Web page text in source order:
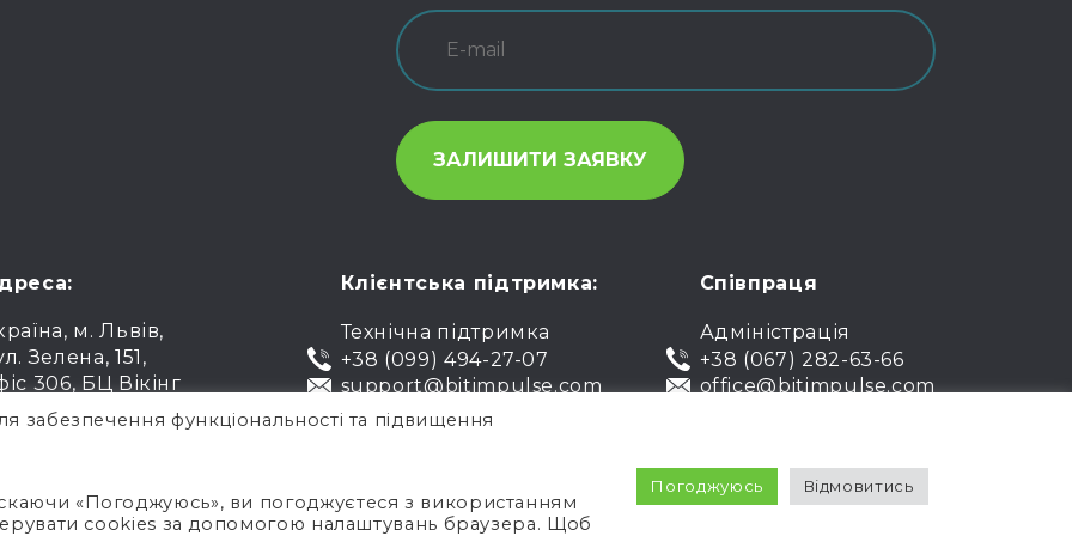
м. Львів,
Зелена, 151,
306, БЦ Вікінг
Клієнтська підтримка:
Технічна підтримка
+38 (099) 494-27-07
support@bitimpulse.com
Співпраця
Адміністрація
+38 (067) 282-63-66
office@bitimpulse.com
Публічна оферта
Гарантія
Політика конфіденційності
забезпечення функціональності та підвищення
«Погоджуюсь», ви погоджуєтеся з використанням
cookies за допомогою налаштувань браузера. Щоб
Погоджуюсь Відмовитись